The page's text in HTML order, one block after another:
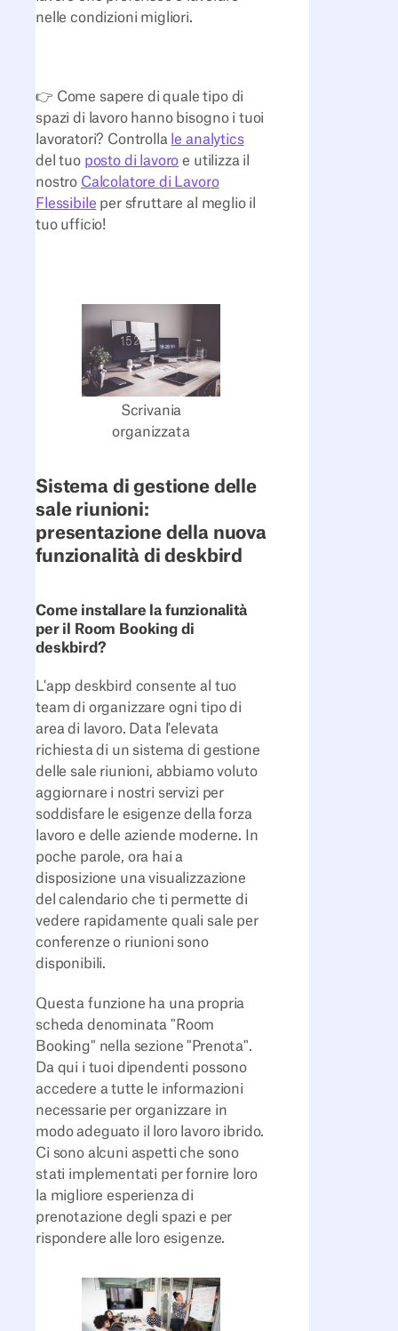
nelle condizioni migliori.
👉 Come sapere di quale tipo di
spazi di lavoro hanno bisogno i tuoi
lavoratori? Controlla le analytics
del tuo posto di lavoro e utilizza il
nostro Calcolatore di Lavoro
Flessibile per sfruttare al meglio il
tuo ufficio!
Scrivania
organizzata
Sistema di gestione delle
sale riunioni:
presentazione della nuova
funzionalità di deskbird
Come installare la funzionalità
per il Room Booking di
deskbird?
L'app deskbird consente al tuo
team di organizzare ogni tipo di
area di lavoro. Data l'elevata
richiesta di un sistema di gestione
delle sale riunioni, abbiamo voluto
aggiornare i nostri servizi per
soddisfare le esigenze della forza
lavoro e delle aziende moderne. In
poche parole, ora hai a
disposizione una visualizzazione
del calendario che ti permette di
vedere rapidamente quali sale per
conferenze o riunioni sono
disponibili.
Questa funzione ha una propria
scheda denominata "Room
Booking" nella sezione "Prenota".
Da qui i tuoi dipendenti possono
accedere a tutte le informazioni
necessarie per organizzare in
modo adeguato il loro lavoro ibrido.
Ci sono alcuni aspetti che sono
stati implementati per fornire loro
la migliore esperienza di
prenotazione degli spazi e per
rispondere alle loro esigenze.